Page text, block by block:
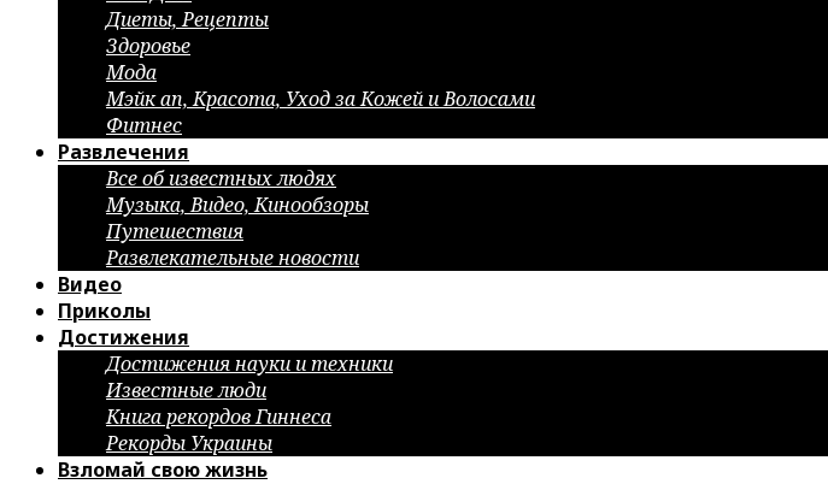
Диеты, Рецепты
Здоровье
Мода
Мэйк ап, Красота, Уход за Кожей и Волосами
Фитнес
Развлечения
Все об известных людях
Музыка, Видео, Кинообзоры
Путешествия
Развлекательные новости
Видео
Приколы
Достижения
Достижения науки и техники
Известные люди
Книга рекордов Гиннеса
Рекорды Украины
Взломай свою жизнь